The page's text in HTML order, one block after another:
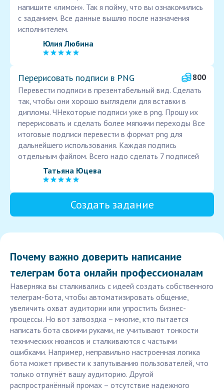
напишите «лимон». Так я пойму, что вы ознакомились
с заданием. Все данные вышлю после назначения
исполнителем.
Юлия Любина
Перерисовать подписи в PNG
800
Перевести подписи в презентабельный вид. Сделать
так, чтобы они хорошо выглядели для вставки в
дипломы. ЧНекоторые подписи уже в png. Прошу их
перерисовать и сделать более мягкими переходы Все
итоговые подписи перевести в формат png для
дальнейшего использования. Каждая подпись
отдельным файлом. Всего надо сделать 7 подписей
Татьяна Юцева
Создать задание
Почему важно доверить написание
телеграм бота онлайн профессионалам
Наверняка вы сталкивались с идеей создать собственного
телеграм-бота, чтобы автоматизировать общение,
увеличить охват аудитории или упростить бизнес-
процессы. Но вот загвоздка – многие, кто пытается
написать бота своими руками, не учитывают тонкости
технических нюансов и сталкиваются с частыми
ошибками. Например, неправильно настроенная логика
бота может привести к запутыванию пользователей, что
только отпугнёт вашу аудиторию. Другой
распространённый промах – отсутствие надежного